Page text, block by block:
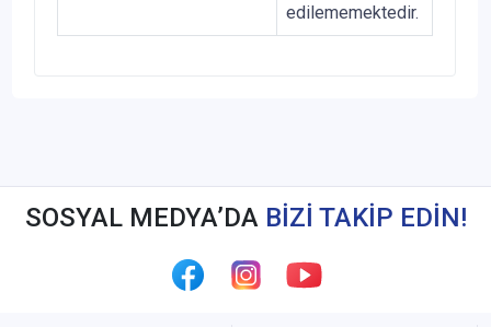
edilememektedir.
SOSYAL MEDYA’DA BİZİ TAKİP EDİN!